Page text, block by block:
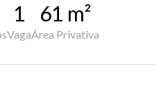
1
Vaga
61 m²
Área Privativa